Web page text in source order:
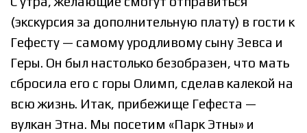
(экскурсия за дополнительную плату) в гости к
Гефесту — самому уродливому сыну Зевса и
Геры. Он был настолько безобразен, что мать
сбросила его с горы Олимп, сделав калекой на
всю жизнь. Итак, прибежище Гефеста —
вулкан Этна. Мы посетим «Парк Этны» и